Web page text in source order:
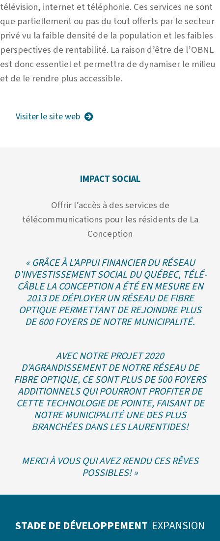
télévision, internet et téléphonie. Ces services ne sont
que partiellement ou pas du tout offerts par le secteur
privé vu la faible densité de la population et les faibles
perspectives de rentabilité. La raison d’être de l’OBNL
est donc essentiel et permettra de dynamiser le milieu
et de le rendre plus accessible.
Visiter le site web
IMPACT SOCIAL
Offrir l’accès à des services de
télécommunications pour les résidents de La
Conception
« GRÂCE À L’APPUI FINANCIER DU RÉSEAU
D’INVESTISSEMENT SOCIAL DU QUÉBEC, TÉLÉ-
CÂBLE LA CONCEPTION A ÉTÉ EN MESURE EN
2013 DE DÉPLOYER UN RÉSEAU DE FIBRE
OPTIQUE PERMETTANT DE REJOINDRE PLUS
DE 600 FOYERS DE NOTRE MUNICIPALITÉ.
AVEC NOTRE PROJET 2020
D’AGRANDISSEMENT DE NOTRE RÉSEAU DE
FIBRE OPTIQUE, CE SONT PLUS DE 500 FOYERS
ADDITIONNELS QUI POURRONT PROFITER DE
CETTE TECHNOLOGIE DE POINTE, FAISANT DE
NOTRE MUNICIPALITÉ UNE DES PLUS
BRANCHÉES DANS LES LAURENTIDES!
MERCI À VOUS QUI AVEZ RENDU CES RÊVES
POSSIBLES! »
STADE DE DÉVELOPPEMENT EXPANSION